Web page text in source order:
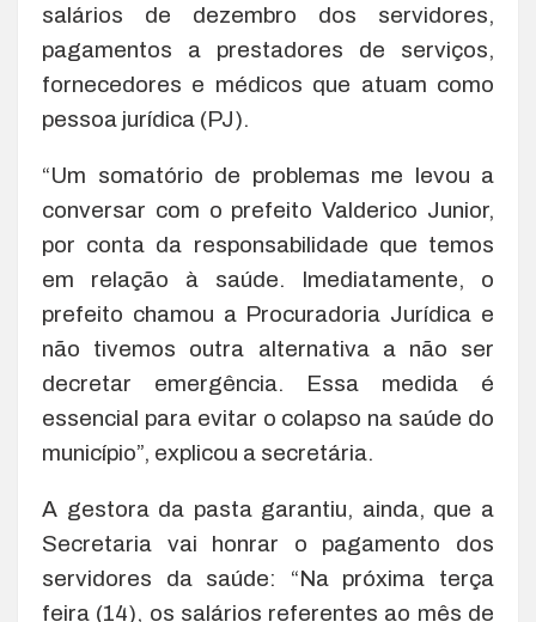
salários de dezembro dos servidores,
pagamentos a prestadores de serviços,
fornecedores e médicos que atuam como
pessoa jurídica (PJ).
“Um somatório de problemas me levou a
conversar com o prefeito Valderico Junior,
por conta da responsabilidade que temos
em relação à saúde. Imediatamente, o
prefeito chamou a Procuradoria Jurídica e
não tivemos outra alternativa a não ser
decretar emergência. Essa medida é
essencial para evitar o colapso na saúde do
município”, explicou a secretária.
A gestora da pasta garantiu, ainda, que a
Secretaria vai honrar o pagamento dos
servidores da saúde: “Na próxima terça
feira (14), os salários referentes ao mês de